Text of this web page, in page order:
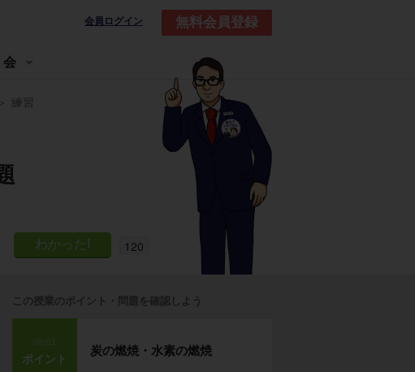
会員ログイン 無料会員登録
練習
120
この授業のポイント・問題を確認しよう
step1
ポイント
炭の燃焼・水素の燃焼